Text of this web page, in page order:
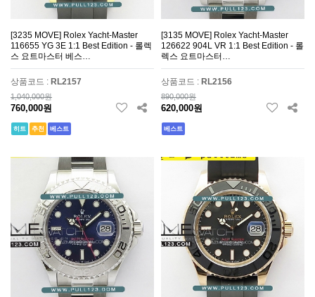
[3235 MOVE] Rolex Yacht-Master
116655 YG 3E 1:1 Best Edition - 롤렉
스 요트마스터 베스…
상품코드 : RL2157
1,040,000원
760,000원
히트 추천 베스트
[3135 MOVE] Rolex Yacht-Master
126622 904L VR 1:1 Best Edition - 롤
렉스 요트마스터…
상품코드 : RL2156
890,000원
620,000원
베스트